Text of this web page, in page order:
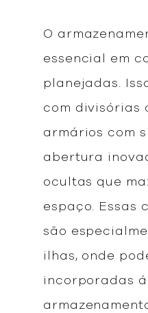
O
essencial em
planejadas.
com divisórias
armários com
abertura
ocultas que
espaço. Essas
são
ilhas, onde
incorporadas